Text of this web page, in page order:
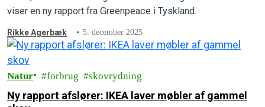
viser en ny rapport fra Greenpeace i Tyskland.
Rikke Agerbæk 5. december 2025
Natur forbrug skovrydning
Ny rapport afslører: IKEA laver møbler af gammel